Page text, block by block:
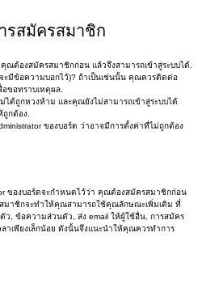
รสมัครสมาชิก
ต้องสมัครสมาชิกก่อน แล้วจึงสามารถเข้าสู่ระบบได้.
มีข้อความบอกไว้)? ถ้าเป็นเช่นนั้น คุณควรติดต่อ
อขอทราบเหตุผล.
ด้ถูกหวงห้าม และคุณยังไม่สามารถเข้าสู่ระบบได้
กต้อง.
ของบอร์ด ว่าอาจมีการตั้งค่าที่ไม่ถูกต้อง
ของบอร์ดจะกำหนดไว้ว่า คุณต้องสมัครสมาชิกก่อน
มาชิกจะทำให้คุณสามารถใช้คุณลักษณะเพิ่มเติม ที่
ว, ข้อความส่วนตัว, ส่ง email ให้ผู้ใช้อื่น, การสมัคร
าเพียงเล็กน้อย ดังนั้นจึงแนะนำให้คุณควรทำการ